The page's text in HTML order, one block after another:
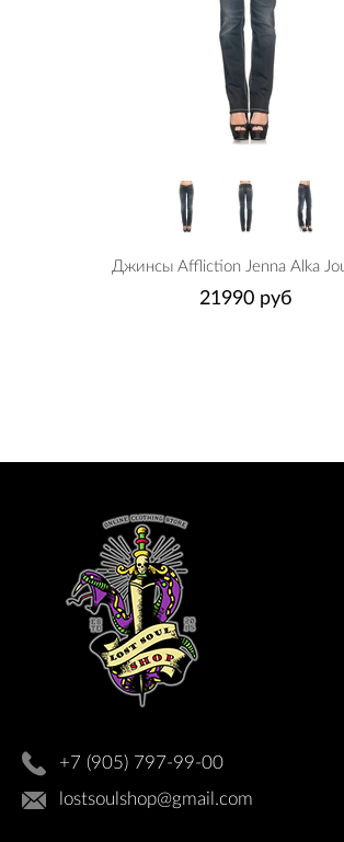
Джинсы Affliction Jenna Alka
21990 руб
+7 (905) 797-99-00
lostsoulshop@gmail.com